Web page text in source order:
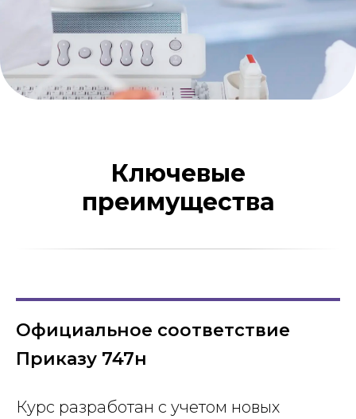
Ключевые
преимущества
Официальное соответствие
Приказу 747н
Курс разработан с учетом новых